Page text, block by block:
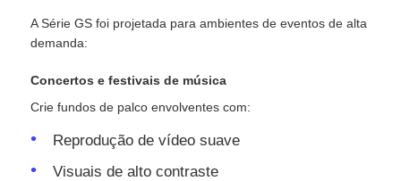
A Série GS foi projetada para ambientes de eventos de alta
demanda:
Concertos e festivais de música
Crie fundos de palco envolventes com:
Reprodução de vídeo suave
Visuais de alto contraste